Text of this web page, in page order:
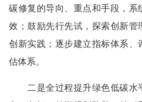
碳修复的导向、重点和手段，
效；鼓励先行先试，探索创新管
创新实践；逐步建立指标体系
估体系。
二是全过程提升绿色低碳水